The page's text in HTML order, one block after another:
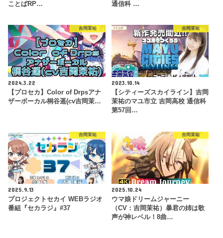
ことばRP…
通信科 …
吉岡茉祐
2024.3.22
【プロセカ】Color of Drpsアナ
ザーボーカル桐谷遥(cv吉岡茉…
吉岡茉祐
2023.10.14
【シティーズスカイライン】吉岡
茉祐のマユ市立 吉岡高校 通信科
第57回…
吉岡茉祐
2025.9.13
プロジェクトセカイ WEBラジオ
番組『セカラジ』#37
吉岡茉祐
2025.10.24
ウマ娘ドリームジャーニー
（CV：吉岡茉祐）暴君の姉は歌
声が神レベル！8曲…